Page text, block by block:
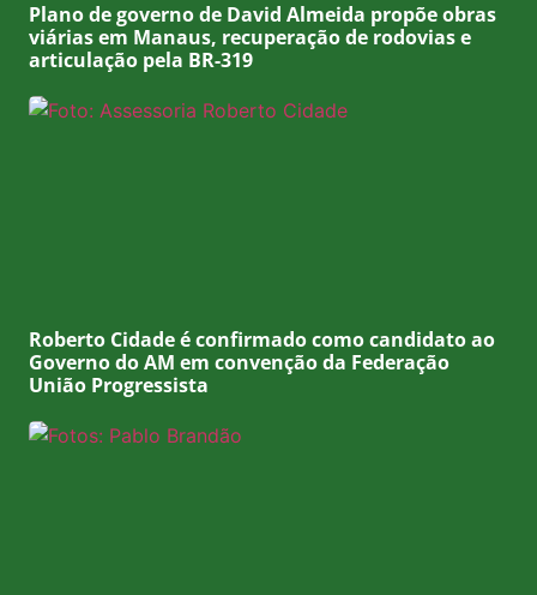
Plano de governo de David Almeida propõe obras
viárias em Manaus, recuperação de rodovias e
articulação pela BR-319
Roberto Cidade é confirmado como candidato ao
Governo do AM em convenção da Federação
União Progressista